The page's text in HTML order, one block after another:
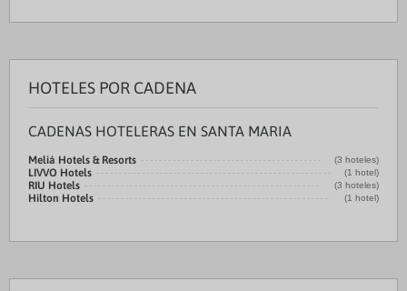
HOTELES POR CADENA
CADENAS HOTELERAS EN SANTA MARIA
Meliá Hotels & Resorts (3 hoteles)
LIVVO Hotels (1 hotel)
RIU Hotels (3 hoteles)
Hilton Hotels (1 hotel)